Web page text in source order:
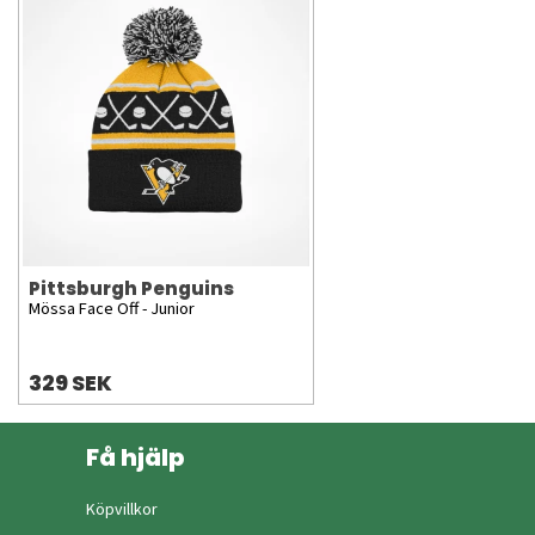
Pittsburgh Penguins
Mössa Face Off - Junior
329 SEK
Få hjälp
Köpvillkor